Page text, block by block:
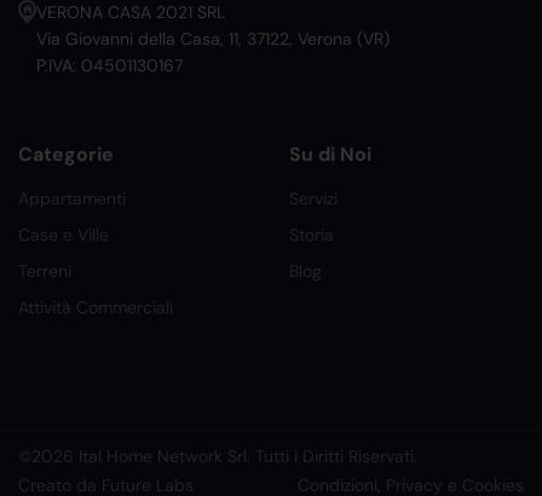
VERONA CASA 2021 SRL
Via Giovanni della Casa, 11, 37122, Verona (VR)
P.IVA: 04501130167
Categorie
Appartamenti
Case e Ville
Terreni
Attività Commerciali
Su di Noi
Servizi
Storia
Blog
©2026 Ital Home Network Srl. Tutti i Diritti Riservati.
Creato da Future Labs
Condizioni, Privacy e Cookies